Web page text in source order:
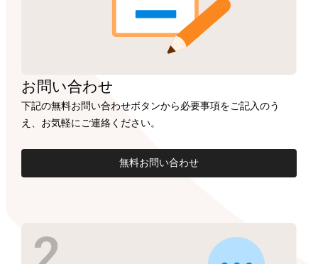
お問い合わせ
下記の無料お問い合わせボタンから必要事項をご記入のう
え、お気軽にご連絡ください。
無料お問い合わせ